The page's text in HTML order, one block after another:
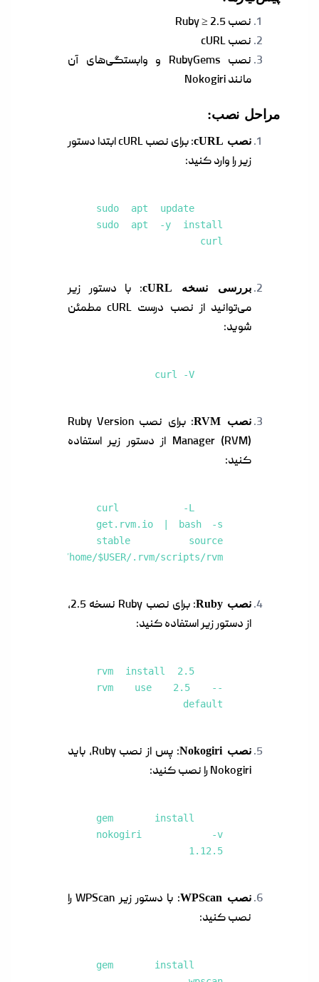
نصب Ruby ≥ 2.5
نصب cURL
نصب RubyGems و وابستگی‌های آن
مانند Nokogiri
مراحل نصب:
نصب cURL
: برای نصب cURL ابتدا دستور
زیر را وارد کنید:
sudo apt update
sudo apt -y install
curl
بررسی نسخه cURL
: با دستور زیر
می‌توانید از نصب درست cURL مطمئن
شوید:
curl -V
نصب RVM
: برای نصب Ruby Version
Manager (RVM) از دستور زیر استفاده
کنید:
curl -L
get.rvm.io | bash -s
stable source
/home/$USER/.rvm/scripts/rvm
نصب Ruby
: برای نصب Ruby نسخه 2.5،
از دستور زیر استفاده کنید:
rvm install 2.5
rvm use 2.5 --
default
نصب Nokogiri
: پس از نصب Ruby، باید
Nokogiri را نصب کنید:
gem install
nokogiri -v
1.12.5
نصب WPScan
: با دستور زیر WPScan را
نصب کنید:
gem install